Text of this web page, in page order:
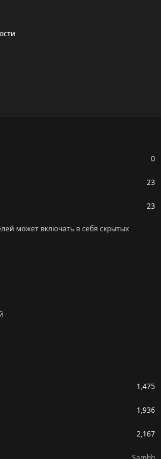
0
23
23
может включать в себя скрытых
1,475
1,936
2,167